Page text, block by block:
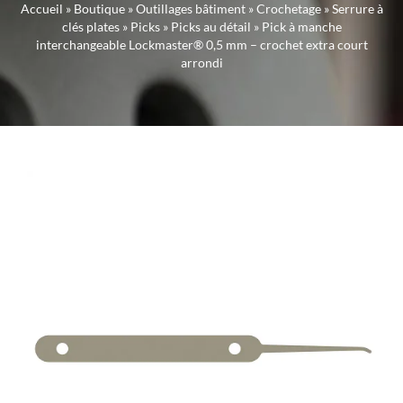
Accueil » Boutique»Outillages bâtiment»Crochetage»Serrure à
clés plates» Picks» Picks au détail » Pick à manche
interchangeable Lockmaster® 0,5 mm – crochet extra court
arrondi